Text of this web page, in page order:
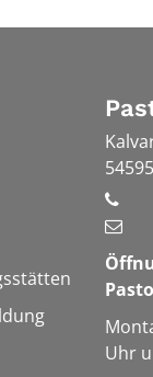
54595
Uhr